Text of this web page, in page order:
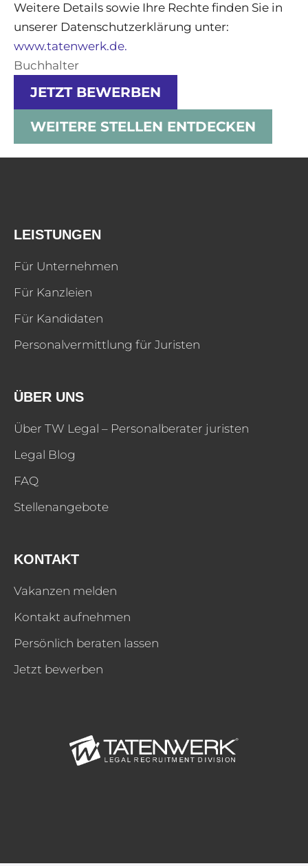
Weitere Details sowie Ihre Rechte finden Sie in
unserer Datenschutzerklärung unter:
www.tatenwerk.de.
Buchhalter
JETZT BEWERBEN
WEITERE STELLEN ENTDECKEN
LEISTUNGEN
Für Unternehmen
Für Kanzleien
Für Kandidaten
Personalvermittlung für Juristen
ÜBER UNS
Über TW Legal – Personalberater juristen
Legal Blog
FAQ
Stellenangebote
KONTAKT
Vakanzen melden
Kontakt aufnehmen
Persönlich beraten lassen
Jetzt bewerben